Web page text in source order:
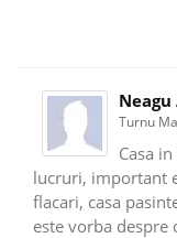
Neagu
Turnu
Casa
lucruri, important
flacari, casa
este vorba despre